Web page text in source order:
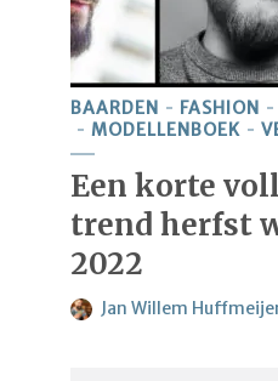
BAARDEN FASHION
MODELLENBOEK
Een korte
trend herfst
2022
Jan Willem